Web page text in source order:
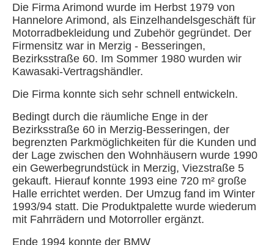
Die Firma Arimond wurde im Herbst 1979 von
Hannelore Arimond, als Einzelhandelsgeschäft für
Motorradbekleidung und Zubehör gegründet. Der
Firmensitz war in Merzig - Besseringen,
Bezirksstraße 60. Im Sommer 1980 wurden wir
Kawasaki-Vertragshändler.
Die Firma konnte sich sehr schnell entwickeln.
Bedingt durch die räumliche Enge in der
Bezirksstraße 60 in Merzig-Besseringen, der
begrenzten Parkmöglichkeiten für die Kunden und
der Lage zwischen den Wohnhäusern wurde 1990
ein Gewerbegrundstück in Merzig, Viezstraße 5
gekauft. Hierauf konnte 1993 eine 720 m² große
Halle errichtet werden. Der Umzug fand im Winter
1993/94 statt. Die Produktpalette wurde wiederum
mit Fahrrädern und Motorroller ergänzt.
Ende 1994 konnte der BMW